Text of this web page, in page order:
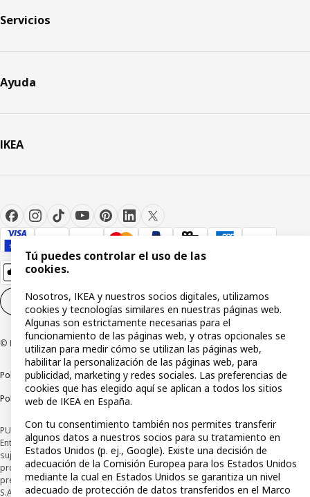
Servicios
Ayuda
IKEA
Configuración de cookies ES
© Inter IKEA Systems B.V 1999-2026
Política de privacidadPolítica de cookiesTérminos y condiciones
Política de divulgación responsable
PUBLICIDAD: *Financiación a través de la tarjeta IKEA VISA emitida por la
Entidad de Pago híbrida CaixaBank Payments & Consumer, E.F.C., E.P., S.A.U., y
sujeta a su organización. La entidad ha escogido como sistema de
protección de los fondos recibidos de usuarios de servicios de pago que
presta su depósito en una cuenta bancaria separada abierta en CaixaBank,
S.A. Conoce más acerca de las formas de pago de tu tarjeta aquí:
Tú puedes controlar el uso de las
cookies.
Nosotros, IKEA y nuestros socios digitales, utilizamos
cookies y tecnologías similares en nuestras páginas web.
Algunas son estrictamente necesarias para el
funcionamiento de las páginas web, y otras opcionales se
utilizan para medir cómo se utilizan las páginas web,
habilitar la personalización de las páginas web, para
publicidad, marketing y redes sociales. Las preferencias de
cookies que has elegido aquí se aplican a todos los sitios
web de IKEA en España.
Con tu consentimiento también nos permites transferir
algunos datos a nuestros socios para su tratamiento en
Estados Unidos (p. ej., Google). Existe una decisión de
adecuación de la Comisión Europea para los Estados Unidos
mediante la cual en Estados Unidos se garantiza un nivel
adecuado de protección de datos transferidos en el Marco